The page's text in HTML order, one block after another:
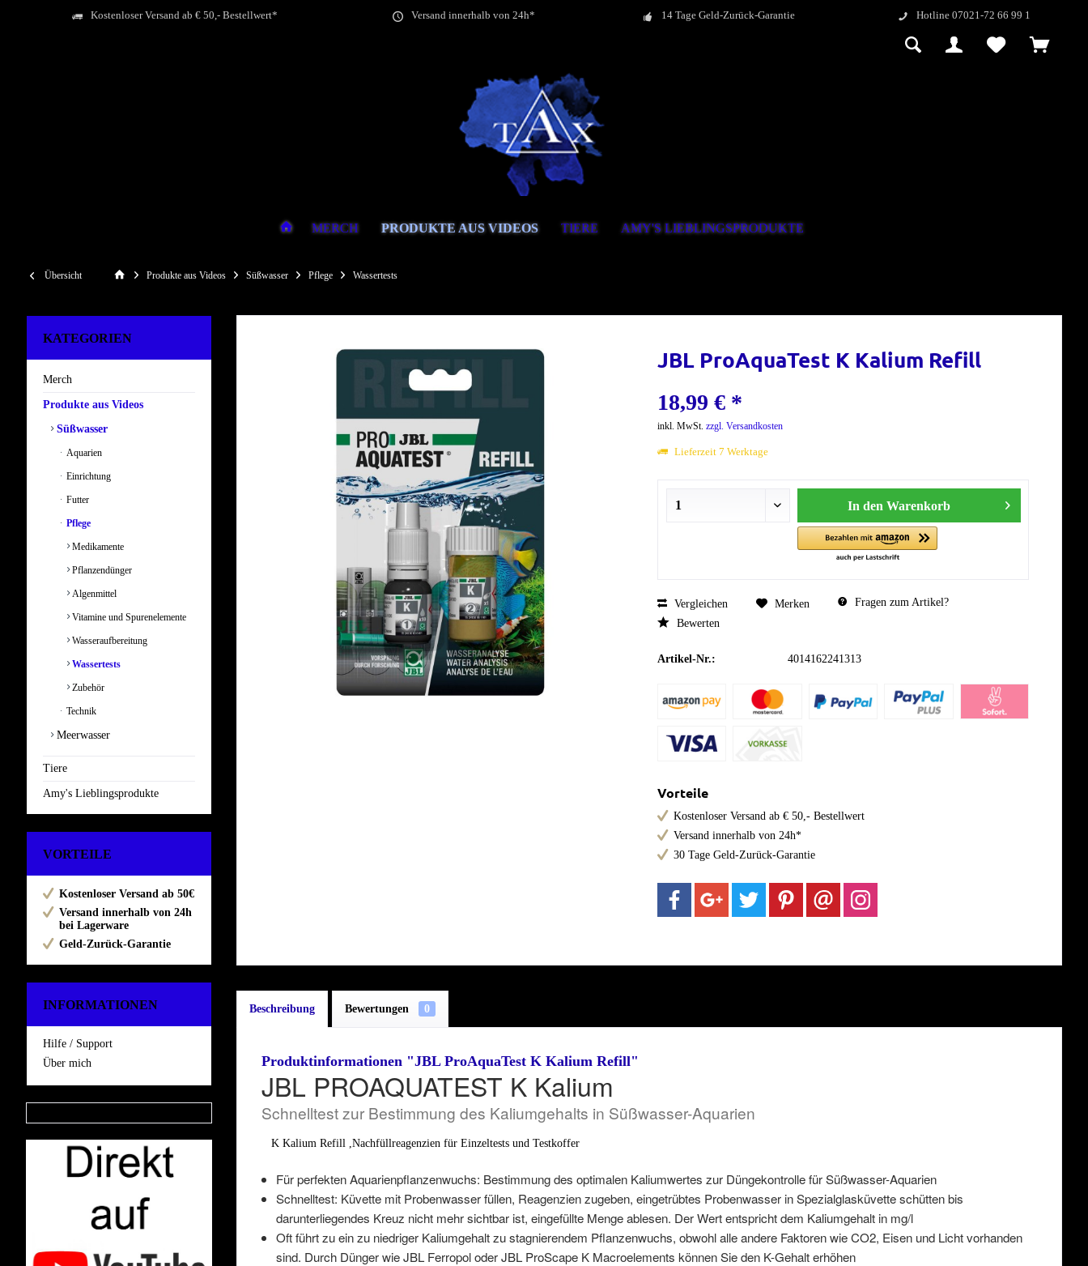
Kostenloser Versand ab € 50,- Bestellwert* Versand innerhalb von 24h* 14 Tage Geld-Zurück-Garantie Hotline 07021-72 66 99 1
MERCH PRODUKTE AUS VIDEOS TIERE AMY'S LIEBLINGSPRODUKTE
Übersicht Produkte aus Videos Süßwasser Pflege Wassertests
KATEGORIEN
Merch
Produkte aus Videos
Süßwasser
Aquarien
Einrichtung
Futter
Pflege
Medikamente
Pflanzendünger
Algenmittel
Vitamine und Spurenelemente
Wasseraufbereitung
Wassertests
Zubehör
Technik
Meerwasser
Tiere
Amy's Lieblingsprodukte
VORTEILE
Kostenloser Versand ab 50€
Versand innerhalb von 24h
bei Lagerware
Geld-Zurück-Garantie
INFORMATIONEN
Hilfe / Support
Über mich
JBL ProAquaTest K Kalium Refill
18,99 € *
inkl. MwSt. zzgl. Versandkosten
Lieferzeit 7 Werktage
In den Warenkorb
Vergleichen Merken
Fragen zum Artikel?
Bewerten
Artikel-Nr.: 4014162241313
Vorteile
Kostenloser Versand ab € 50,- Bestellwert
Versand innerhalb von 24h*
30 Tage Geld-Zurück-Garantie
Beschreibung Bewertungen 0
Produktinformationen "JBL ProAquaTest K Kalium Refill"
JBL PROAQUATEST K Kalium
Schnelltest zur Bestimmung des Kaliumgehalts in Süßwasser-Aquarien
K Kalium Refill ,Nachfüllreagenzien für Einzeltests und Testkoffer
Für perfekten Aquarienpflanzenwuchs: Bestimmung des optimalen Kaliumwertes zur Düngekontrolle für Süßwasser-Aquarien
Schnelltest: Küvette mit Probenwasser füllen, Reagenzien zugeben, eingetrübtes Probenwasser in Spezialglasküvette schütten bis
darunterliegendes Kreuz nicht mehr sichtbar ist, eingefüllte Menge ablesen. Der Wert entspricht dem Kaliumgehalt in mg/l
Oft führt zu ein zu niedriger Kaliumgehalt zu stagnierendem Pflanzenwuchs, obwohl alle andere Faktoren wie CO2, Eisen und Licht vorhanden
sind. Durch Dünger wie JBL Ferropol oder JBL ProScape K Macroelements können Sie den K-Gehalt erhöhen